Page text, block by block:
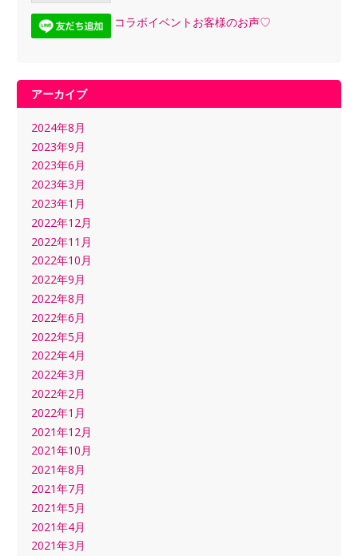
コラボイベントお客様のお声♡
アーカイブ
2024年8月
2023年9月
2023年6月
2023年3月
2023年1月
2022年12月
2022年11月
2022年10月
2022年9月
2022年8月
2022年6月
2022年5月
2022年4月
2022年3月
2022年2月
2022年1月
2021年12月
2021年10月
2021年8月
2021年7月
2021年5月
2021年4月
2021年3月